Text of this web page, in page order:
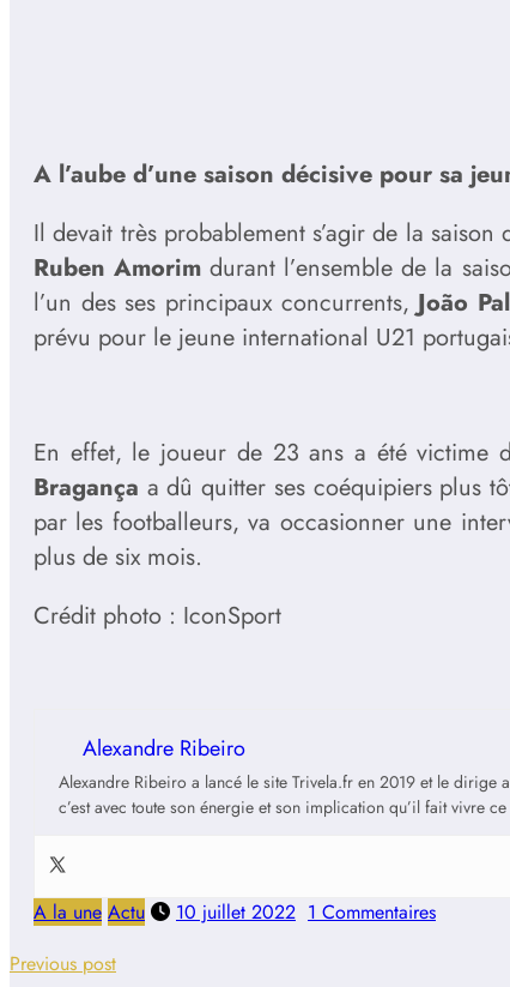
A l’aube d’une saison décisive pour sa
Il devait très probablement s’agir de la
Ruben Amorim durant l’ensemble de la
l’un des ses principaux concurrents, João
prévu pour le jeune international U21
En effet, le joueur de 23 ans a été victime
Bragança a dû quitter ses coéquipiers plus
par les footballeurs, va occasionner une
plus de six mois.
Crédit photo : IconSport
Alexandre Ribeiro
Alexandre Ribeiro a lancé le site Trivela.fr en 2019 et le dirige
c’est avec toute son énergie et son implication qu’il fait vivre
A la une Actu 10 juillet 2022 1 Commentaires
Previous post